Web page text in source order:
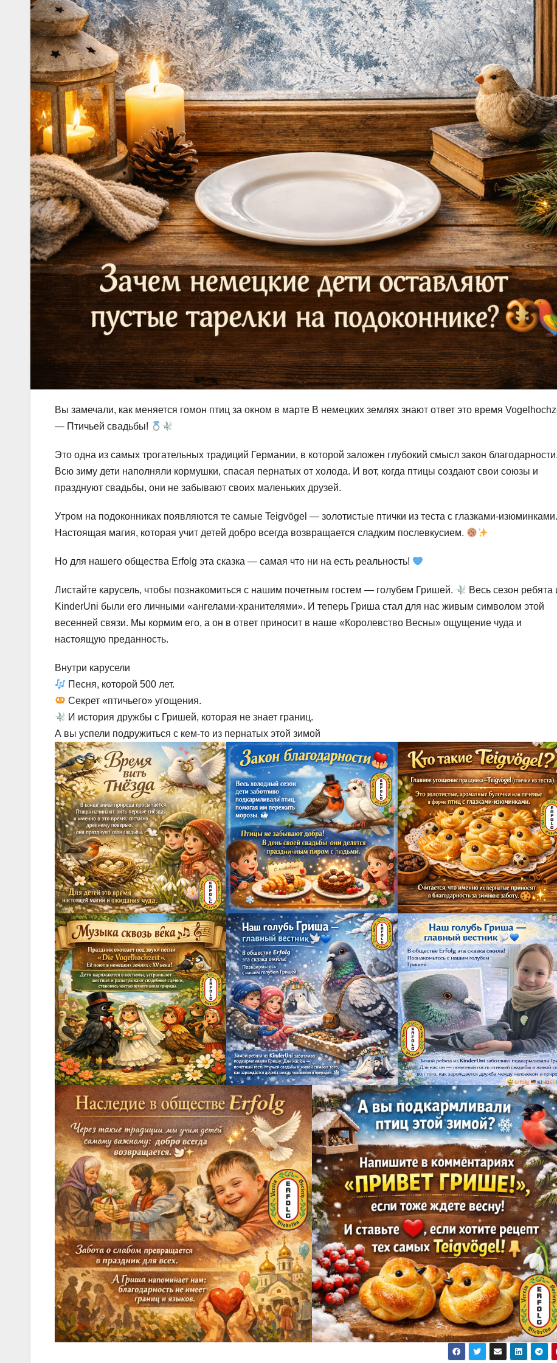
Вы замечали, как меняется гомон птиц за окном в марте В немецких землях знают ответ это время
— Птичьей свадьбы!
Это одна из самых трогательных традиций Германии, в которой заложен глубокий смысл закон благодарности.
Всю зиму дети наполняли кормушки, спасая пернатых от холода. И вот, когда птицы создают свои союзы и
празднуют свадьбы, они не забывают своих маленьких друзей.
Утром на подоконниках появляются те самые Teigvögel — золотистые птички из теста с глазками-изюминками.
Настоящая магия, которая учит детей добро всегда возвращается сладким послевкусием.
Но для нашего общества Erfolg эта сказка — самая что ни на есть реальность!
Листайте карусель, чтобы познакомиться с нашим почетным гостем — голубем Гришей.
Весь сезон ребята
KinderUni были его личными «ангелами-хранителями». И теперь Гриша стал для нас живым символом этой
весенней связи. Мы кормим его, а он в ответ приносит в наше «Королевство Весны» ощущение чуда и
настоящую преданность.
Внутри карусели
Песня, которой 500 лет.
Секрет «птичьего» угощения.
И история дружбы с Гришей, которая не знает границ.
А вы успели подружиться с кем-то из пернатых этой зимой